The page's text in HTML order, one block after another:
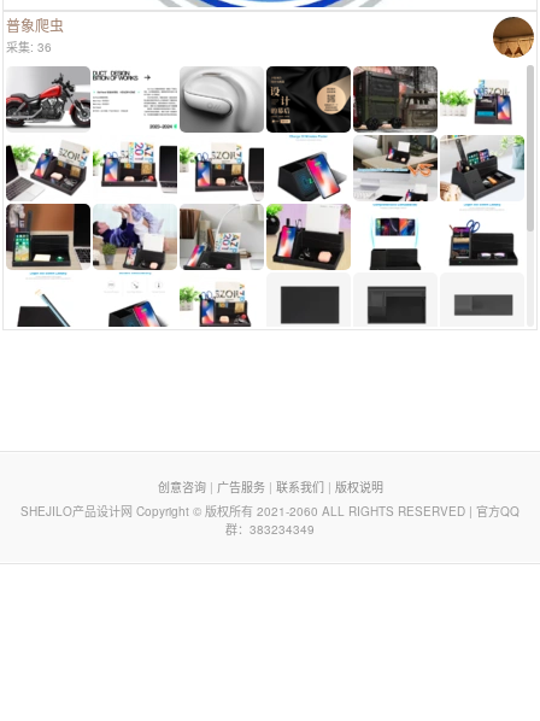
普象爬虫
采集: 36
创意咨询| 广告服务| 联系我们 | 版权说明
SHEJILO产品设计网 Copyright © 版权所有 2021-2060 ALL RIGHTS RESERVED | 官方QQ
群：383234349